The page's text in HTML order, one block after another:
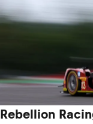
Rebellion